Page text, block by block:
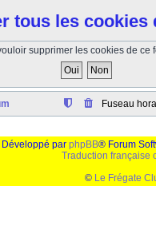
tous les cookies
supprimer les cookies de ce
Fuseau
Développé par phpBB® Forum
Traduction française
© Le Frégate